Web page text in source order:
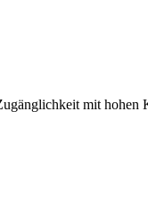
mit hohen